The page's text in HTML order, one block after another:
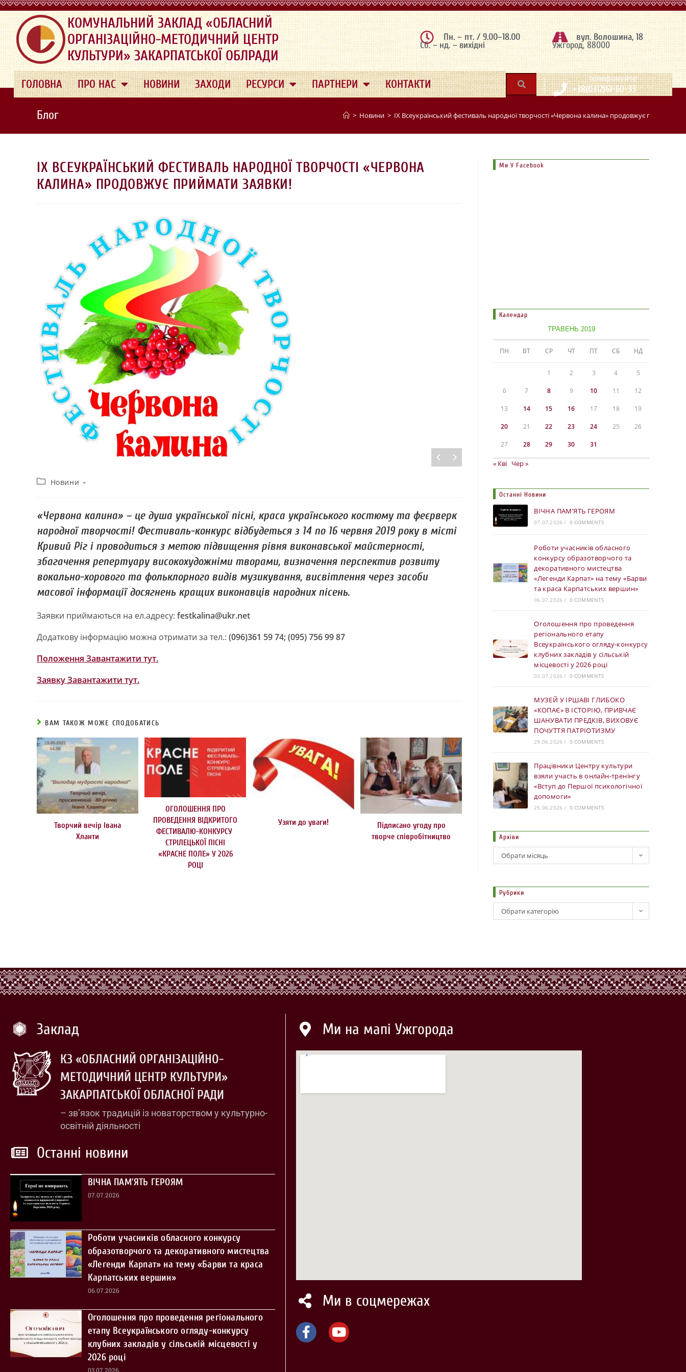
.
КОМУНАЛЬНИЙ ЗАКЛАД «ОБЛАСНИЙ
ОРГАНІЗАЦІЙНО-МЕТОДИЧНИЙ ЦЕНТР
КУЛЬТУРИ» ЗАКАРПАТСЬКОЇ ОБЛРАДИ
Пн. – пт. / 9.00–18.00
Сб. – нд. – вихідні
вул. Волошина, 18
Ужгород, 88000
ГОЛОВНА ПРО НАС НОВИНИ ЗАХОДИ РЕСУРСИ ПАРТНЕРИ КОНТАКТИ | телефонуйте
+38(0312)61-60-33
Блог > Новини > ІХ Всеукраїнський фестиваль народної творчості «Червона калина» продовжує приймати
ІХ ВСЕУКРАЇНСЬКИЙ ФЕСТИВАЛЬ НАРОДНОЇ ТВОРЧОСТІ «ЧЕРВОНА
КАЛИНА» ПРОДОВЖУЄ ПРИЙМАТИ ЗАЯВКИ!
Новини
«Червона калина» – це душа української пісні, краса українського костюму та феєрверк
народної творчості! Фестиваль-конкурс відбудеться з 14 по 16 червня 2019 року в місті
Кривий Ріг і проводиться з метою підвищення рівня виконавської майстерності,
збагачення репертуару високохудожніми творами, визначення перспектив розвиту
вокально-хорового та фольклорного видів музикування, висвітлення через засоби
масової інформації досягнень кращих виконавців народних пісень.
Заявки приймаються на ел.адресу: festkalina@ukr.net
Додаткову інформацію можна отримати за тел.: (096)361 59 74; (095) 756 99 87
Положення Завантажити тут.
Заявку Завантажити тут.
ВАМ ТАКОЖ МОЖЕ СПОДОБАТИСЬ
Творчий вечір Івана
Хланти
ОГОЛОШЕННЯ ПРО
ПРОВЕДЕННЯ ВІДКРИТОГО
ФЕСТИВАЛЮ-КОНКУРСУ
СТРІЛЕЦЬКОЇ ПІСНІ
«КРАСНЕ ПОЛЕ» У 2026
РОЦІ
Узяти до уваги!
Підписано угоду про
творче співробітництво
Ми У Facebook
Календар
ТРАВЕНЬ 2019
ПН ВТ СР ЧТ ПТ СБ НД
1 2 3 4 5
6 7 8 9 10 11 12
13 14 15 16 17 18 19
20 21 22 23 24 25 26
27 28 29 30 31
« Кві Чер »
Останні Новини
ВІЧНА ПАМ’ЯТЬ ГЕРОЯМ
07.07.2026 / 0 COMMENTS
Роботи учасників обласного
конкурсу образотворчого та
декоративного мистецтва
«Легенди Карпат» на тему «Барви
та краса Карпатських вершин»
06.07.2026 / 0 COMMENTS
Оголошення про проведення
регіонального етапу
Всеукраїнського огляду-конкурсу
клубних закладів у сільській
місцевості у 2026 році
03.07.2026 / 0 COMMENTS
МУЗЕЙ У ІРШАВІ ГЛИБОКО
«КОПАЄ» В ІСТОРІЮ, ПРИВЧАЄ
ШАНУВАТИ ПРЕДКІВ, ВИХОВУЄ
ПОЧУТТЯ ПАТРІОТИЗМУ
29.06.2026 / 0 COMMENTS
Працівники Центру культури
взяли участь в онлайн-тренінгу
«Вступ до Першої психологічної
допомоги»
25.06.2026 / 0 COMMENTS
Архіви
Обрати місяць
Рубрики
Обрати категорію
Заклад
КЗ «ОБЛАСНИЙ ОРГАНІЗАЦІЙНО-
МЕТОДИЧНИЙ ЦЕНТР КУЛЬТУРИ»
ЗАКАРПАТСЬКОЇ ОБЛАСНОЇ РАДИ
– зв’язок традицій із новаторством у культурно-
освітній діяльності
Останні новини
ВІЧНА ПАМ’ЯТЬ ГЕРОЯМ
07.07.2026
Роботи учасників обласного конкурсу
образотворчого та декоративного мистецтва
«Легенди Карпат» на тему «Барви та краса
Карпатських вершин»
06.07.2026
Оголошення про проведення регіонального
етапу Всеукраїнського огляду-конкурсу
клубних закладів у сільській місцевості у
2026 році
03.07.2026
Ми на мапі Ужгорода
Ми в соцмережах